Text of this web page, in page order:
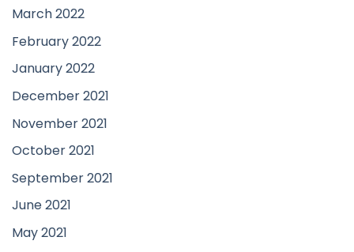
March 2022
February 2022
January 2022
December 2021
November 2021
October 2021
September 2021
June 2021
May 2021